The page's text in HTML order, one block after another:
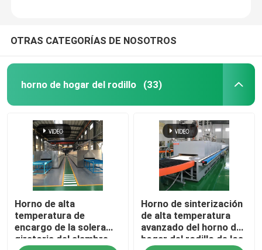
OTRAS CATEGORÍAS DE NOSOTROS
horno de hogar del rodillo (33)
Horno de alta
temperatura de
encargo de la solera
giratoria del alambre
Horno de sinterización
de alta temperatura
avanzado del horno de
hogar del rodillo de los